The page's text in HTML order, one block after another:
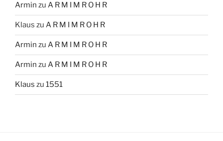
Armin zu A R M I M R O H R
Klaus zu A R M I M R O H R
Armin zu A R M I M R O H R
Armin zu A R M I M R O H R
Klaus zu 1551